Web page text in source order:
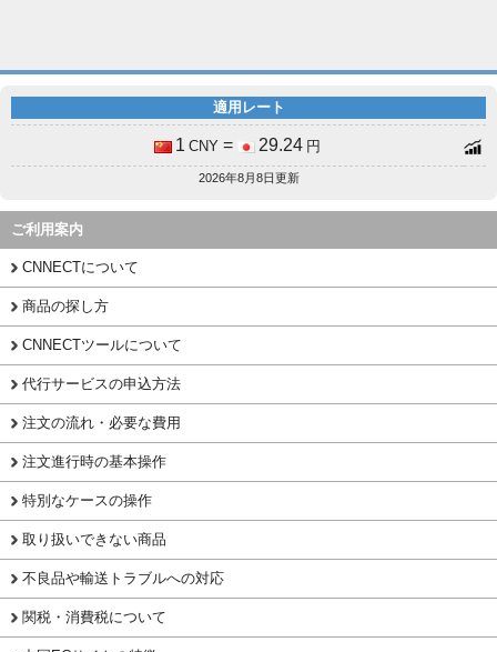
適用レート
1 CNY = 29.24 円
2026年8月8日更新
ご利用案内
CNNECTについて
商品の探し方
CNNECTツールについて
代行サービスの申込方法
注文の流れ・必要な費用
注文進行時の基本操作
特別なケースの操作
取り扱いできない商品
不良品や輸送トラブルへの対応
関税・消費税について